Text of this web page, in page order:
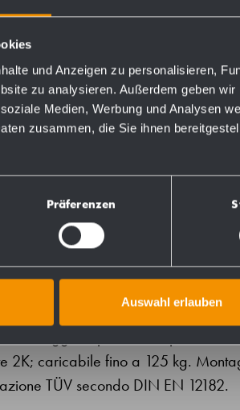
und Anzeigen zu personalisieren,
zu analysieren. Außerdem geben
Medien, Werbung und Analysen
zusammen, die Sie ihnen
Präferenzen
Auswahl erlauben
611600
611700
611800
(acciaio al nichel cromato
Montaggio a parete con piastra di
2K; caricabile fino a 125 kg.
TÜV secondo DIN EN 12182.